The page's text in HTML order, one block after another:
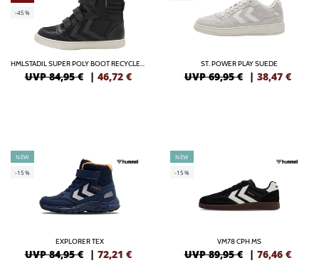
-45%
HMLSTADIL SUPER POLY BOOT RECYCLED TEX JR
UVP 84,95 € | 46,72 €
ST. POWER PLAY SUEDE
UVP 69,95 € | 38,47 €
NEW
-15%
EXPLORER TEX
UVP 84,95 € | 72,21 €
NEW
-15%
VM78 CPH MS
UVP 89,95 € | 76,46 €